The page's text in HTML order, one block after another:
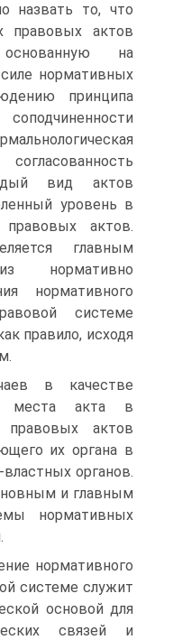
назвать то, что
правовых актов
на
нормативных
принципа
вид актов
уровень в
правовых актов.
главным
нормативно
нормативного
системе
правило, исходя
в качестве
места акта в
правовых актов
их органа в
органов.
и главным
нормативных
нормативного
системе служит
основой для
связей и